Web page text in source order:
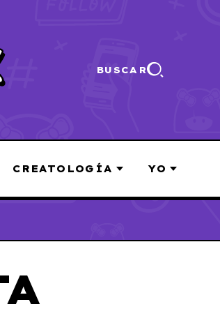
BUSCAR
CREATOLOGÍA YO